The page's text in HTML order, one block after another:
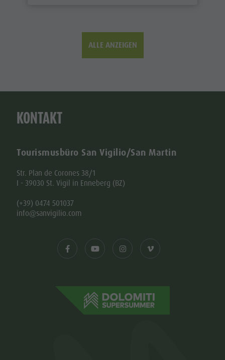
ALLE ANZEIGEN
KONTAKT
Tourismusbüro San Vigilio/San Martin
Str. Plan de Corones 38/1
I - 39030 St. Vigil in Enneberg (BZ)
(+39) 0474 501037
info@sanvigilio.com